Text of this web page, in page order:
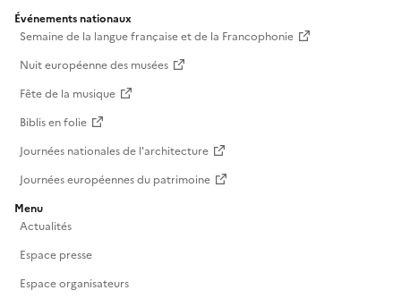
Événements nationaux
Semaine de la langue française et de la Francophonie
Nuit européenne des musées
Fête de la musique
Biblis en folie
Journées nationales de l'architecture
Journées européennes du patrimoine
Menu
Actualités
Espace presse
Espace organisateurs